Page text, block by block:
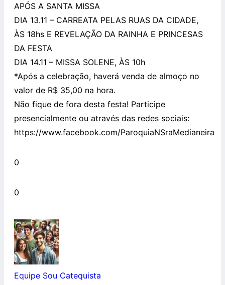
APÓS A SANTA MISSA
DIA 13.11 – CARREATA PELAS RUAS DA CIDADE,
ÀS 18hs E REVELAÇÃO DA RAINHA E PRINCESAS
DA FESTA
DIA 14.11 – MISSA SOLENE, ÀS 10h
*Após a celebração, haverá venda de almoço no
valor de R$ 35,00 na hora.
Não fique de fora desta festa! Participe
presencialmente ou através das redes sociais:
https://www.facebook.com/ParoquiaNSraMedianeira
0
0
Equipe Sou Catequista